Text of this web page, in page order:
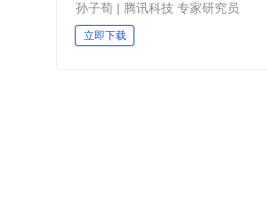
孙子荀 | 腾讯科技 专家研究员
立即下载